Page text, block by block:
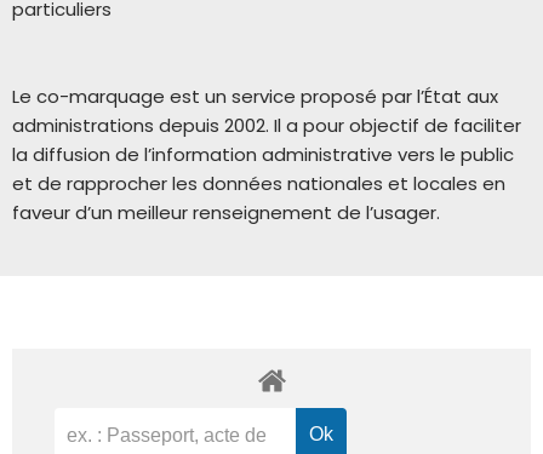
particuliers
Le co-marquage est un service proposé par l’État aux
administrations depuis 2002. Il a pour objectif de faciliter
la diffusion de l’information administrative vers le public
et de rapprocher les données nationales et locales en
faveur d’un meilleur renseignement de l’usager.